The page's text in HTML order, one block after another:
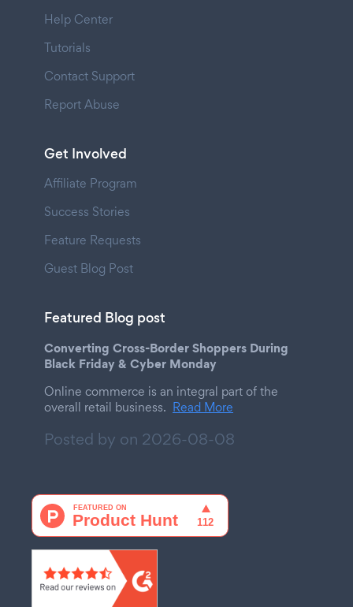
Help Center
Tutorials
Contact Support
Report Abuse
Get Involved
Affiliate Program
Success Stories
Feature Requests
Guest Blog Post
Featured Blog post
Converting Cross-Border Shoppers During
Black Friday & Cyber Monday
Online commerce is an integral part of the
overall retail business. Read More
Posted by on 2026-08-08